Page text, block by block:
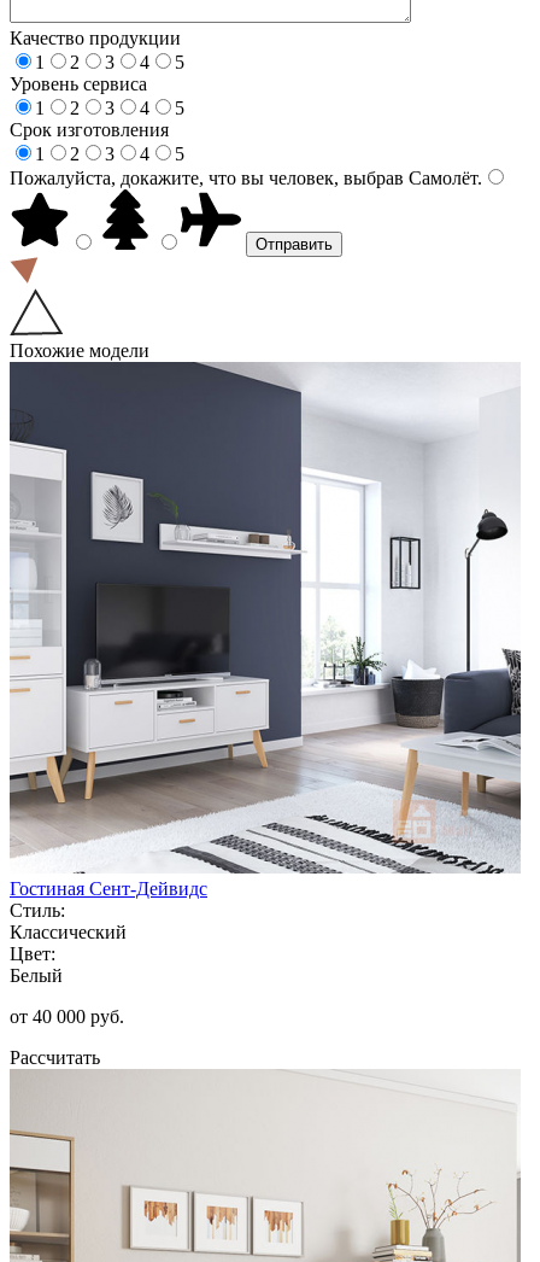
Качество продукции
1
2 3 4
5
Уровень сервиса
1
2 3 4
5
Срок изготовления
1
2 3 4
5
Пожалуйста, докажите, что вы человек, выбрав Самолёт.
Похожие модели
Гостиная Сент-Дейвидс
Стиль:
Классический
Цвет:
Белый
от 40 000 руб.
Рассчитать